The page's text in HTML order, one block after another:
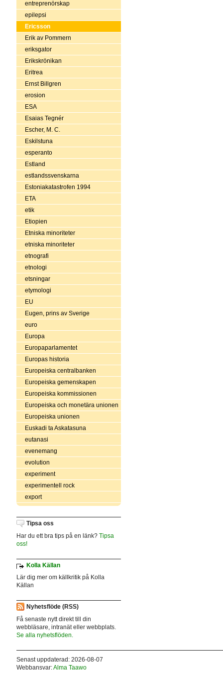
entreprenörskap
epilepsi
Ericsson
Erik av Pommern
eriksgator
Erikskrönikan
Eritrea
Ernst Billgren
erosion
ESA
Esaias Tegnér
Escher, M. C.
Eskilstuna
esperanto
Estland
estlandssvenskarna
Estoniakatastrofen 1994
ETA
etik
Etiopien
Etniska minoriteter
etniska minoriteter
etnografi
etnologi
etsningar
etymologi
EU
Eugen, prins av Sverige
euro
Europa
Europaparlamentet
Europas historia
Europeiska centralbanken
Europeiska gemenskapen
Europeiska kommissionen
Europeiska och monetära unionen
Europeiska unionen
Euskadi ta Askatasuna
eutanasi
evenemang
evolution
experiment
experimentell rock
export
Tipsa oss
Har du ett bra tips på en länk? Tipsa
oss!
Kolla Källan
Lär dig mer om källkritik på Kolla
Källan
Nyhetsflöde (RSS)
Få senaste nytt direkt till din
webbläsare, intranät eller webbplats.
Se alla nyhetsflöden.
Senast uppdaterad: 2026-08-07
Webbansvar:Alma Taawo